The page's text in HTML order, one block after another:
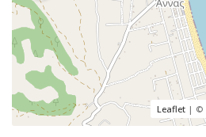
Leaflet | ©